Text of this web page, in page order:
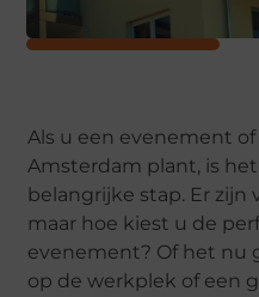
Als u een evenement
Amsterdam plant, is
belangrijke stap. Er zijn
maar hoe kiest u de
evenement? Of het nu
op de werkplek of een